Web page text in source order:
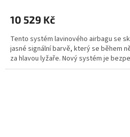
10 529 Kč
Tento systém lavinového airbagu se
jasné signální barvě, který se během
za hlavou lyžaře. Nový systém je